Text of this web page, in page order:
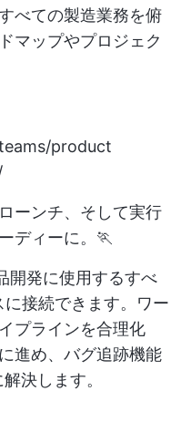
べての製造業務を俯
マップやプロジェク
product
ーンチ、そして実行
ディーに。🏃
開発に使用するすべ
接続できます。ワー
プラインを合理化
進め、バグ追跡機能
決します。